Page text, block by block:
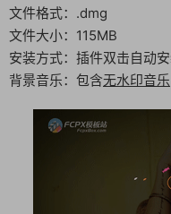
文件格式：.dmg
文件大小：115MB
安装方式：插件双击自动
背景音乐：包含无水印音乐